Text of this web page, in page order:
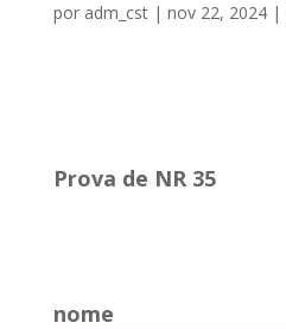
por adm_cst| nov 22, 2024|
Prova de NR 35
nome